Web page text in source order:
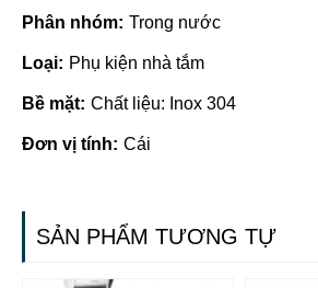
Phân nhóm: Trong nước
Loại: Phụ kiện nhà tắm
Bề mặt: Chất liệu: Inox 304
Đơn vị tính: Cái
SẢN PHẨM TƯƠNG TỰ